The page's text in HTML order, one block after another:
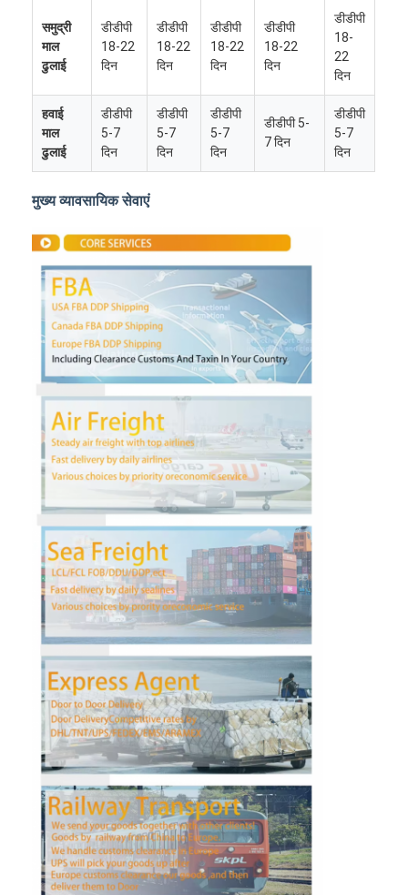
होम
उत्पाद
हमारे बारे में
फैक्टरी यात्रा
गुणवत्ता नियंत्रण
हमसे संपर्क करें
समाचार
सभी मामलों
अब बात करें
इंटरनेशनल फ्रेट फॉरवर्ड
हवाई माल ढुलाई
समुद्री माल
समुद्री
माल
ढुलाई
डीडीपी
18-22
दिन
डीडीपी
18-22
दिन
डीडीपी
18-22
दिन
डीडीपी
18-22
दिन
डीडीपी
18-
22
दिन
हवाई
माल
ढुलाई
डीडीपी
5-7
दिन
डीडीपी
5-7
दिन
डीडीपी
5-7
दिन
डीडीपी 5-
7 दिन
डीडीपी
5-7
दिन
मुख्य व्यावसायिक सेवाएं